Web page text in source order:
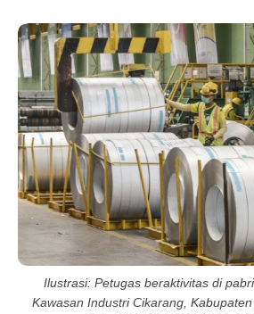
Ilustrasi: Petugas beraktivitas di
Kawasan Industri Cikarang,